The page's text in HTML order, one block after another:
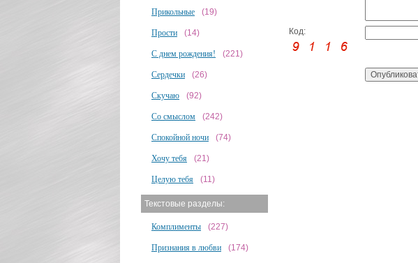
Прикольные (19)
Прости (14)
С днем рождения! (221)
Сердечки (26)
Скучаю (92)
Со смыслом (242)
Спокойной ночи (74)
Хочу тебя (21)
Целую тебя (11)
Текстовые разделы:
Комплименты (227)
Признания в любви (174)
Код: